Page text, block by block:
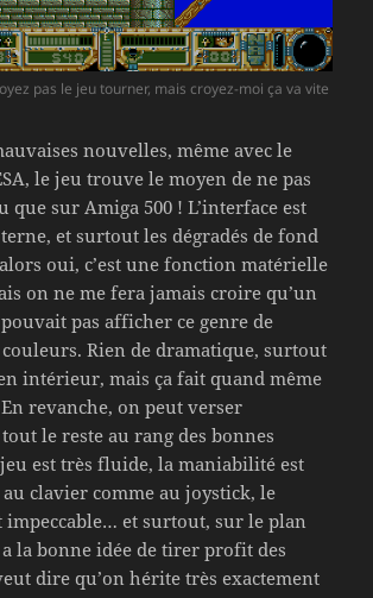
pas le jeu tourner, mais croyez-moi ça va vite
nouvelles, même avec le
le jeu trouve le moyen de ne pas
que sur Amiga 500 ! L’interface est
et surtout les dégradés de fond
oui, c’est une fonction matérielle
on ne me fera jamais croire qu’un
pouvait pas afficher ce genre de
couleurs. Rien de dramatique, surtout
intérieur, mais ça fait quand même
revanche, on peut verser
le reste au rang des bonnes
est très fluide, la maniabilité est
clavier comme au joystick, le
impeccable… et surtout, sur le plan
la bonne idée de tirer profit des
dire qu’on hérite très exactement